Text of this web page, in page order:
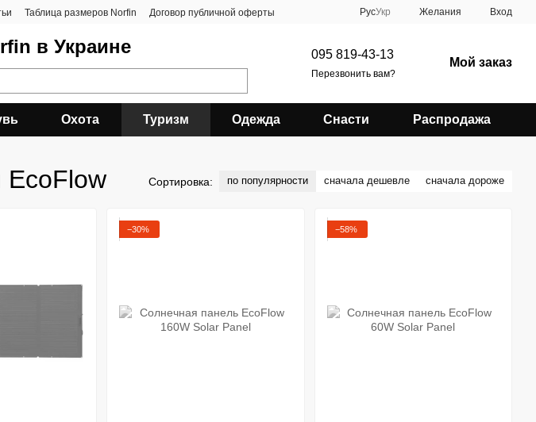
Таблица размеров Norfin Договор публичной оферты РусУкр Желания Вход
в Украине 095 819-43-13
Перезвонить вам?
Мой заказ
Охота Туризм Одежда Снасти Распродажа
EcoFlow Сортировка: по популярности сначала дешевле сначала дороже
−30% −58%